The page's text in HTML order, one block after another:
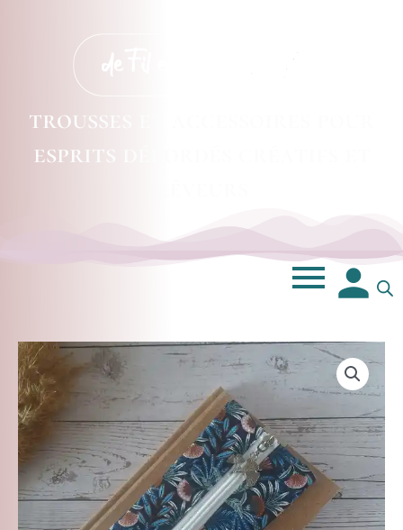
trousses et accessoires pour
esprits débordés créatifs et